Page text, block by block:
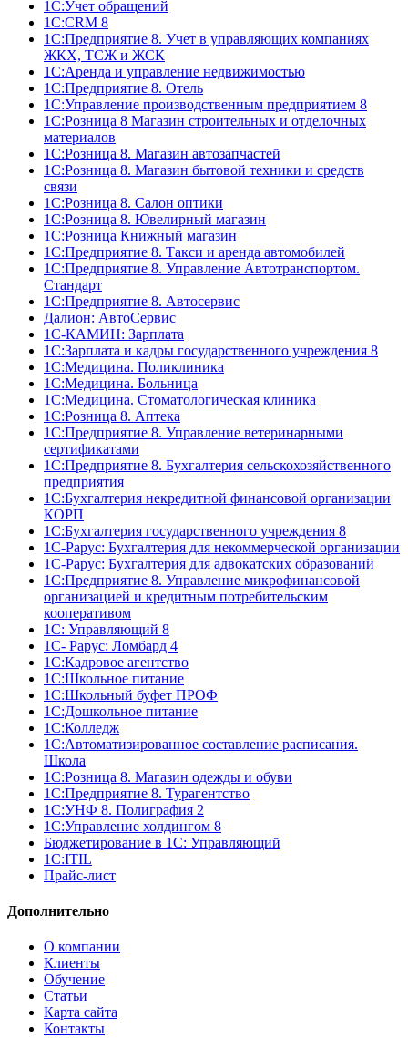
1С:Учет обращений
1C:CRM 8
1С:Предприятие 8. Учет в управляющих компаниях
ЖКХ, ТСЖ и ЖСК
1С:Аренда и управление недвижимостью
1С:Предприятие 8. Отель
1C:Управление производственным предприятием 8
1С:Розница 8 Магазин строительных и отделочных
материалов
1С:Розница 8. Магазин автозапчастей
1С:Розница 8. Магазин бытовой техники и средств
связи
1С:Розница 8. Салон оптики
1С:Розница 8. Ювелирный магазин
1С:Розница Книжный магазин
1C:Предприятие 8. Такси и аренда автомобилей
1С:Предприятие 8. Управление Автотранспортом.
Стандарт
1C:Предприятие 8. Автосервис
Далион: АвтоСервис
1С-КАМИН: Зарплата
1С:Зарплата и кадры государственного учреждения 8
1С:Медицина. Поликлиника
1С:Медицина. Больница
1С:Медицина. Стоматологическая клиника
1С:Розница 8. Аптека
1C:Предприятие 8. Управление ветеринарными
сертификатами
1С:Предприятие 8. Бухгалтерия сельскохозяйственного
предприятия
1C:Бухгалтерия некредитной финансовой организации
КОРП
1С:Бухгалтерия государственного учреждения 8
1С-Рарус: Бухгалтерия для некоммерческой организации
1С-Рарус: Бухгалтерия для адвокатских образований
1С:Предприятие 8. Управление микрофинансовой
организацией и кредитным потребительским
кооперативом
1С: Управляющий 8
1С- Рарус: Ломбард 4
1С:Кадровое агентство
1С:Школьное питание
1С:Школьный буфет ПРОФ
1C:Дошкольное питание
1С:Колледж
1С:Автоматизированное составление расписания.
Школа
1С:Розница 8. Магазин одежды и обуви
1С:Предприятие 8. Турагентство
1С:УНФ 8. Полиграфия 2
1С:Управление холдингом 8
Бюджетирование в 1С: Управляющий
1С:ITIL
Прайс-лист
Дополнительно
О компании
Клиенты
Обучение
Статьи
Карта сайта
Контакты